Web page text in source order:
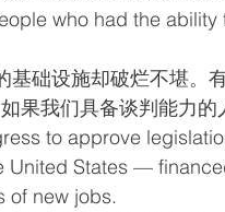
who had the ability
基础设施却破烂不堪。
果我们具备谈判能力的
to approve
United States —
of new jobs.